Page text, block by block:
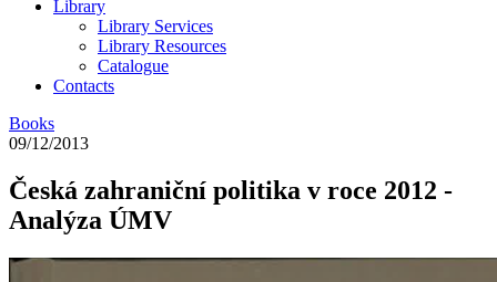
Library
Library Services
Library Resources
Catalogue
Contacts
Books
09/12/2013
Česká zahraniční politika v roce 2012 -
Analýza ÚMV